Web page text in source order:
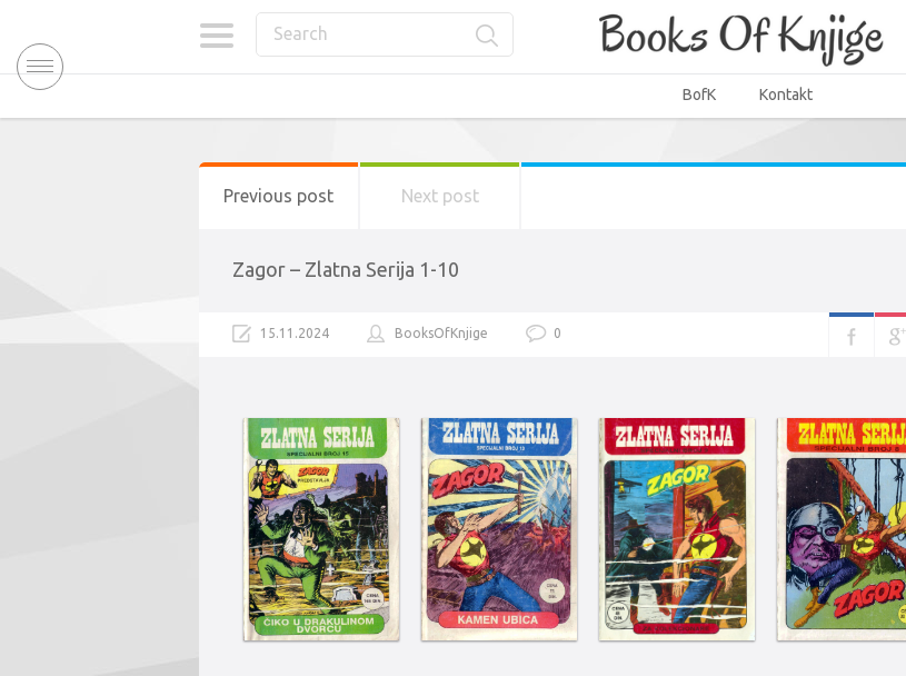
BofK Kontakt
Previous post Next post
Zagor – Zlatna Serija 1-10
15.11.2024 BooksOfKnjige 0